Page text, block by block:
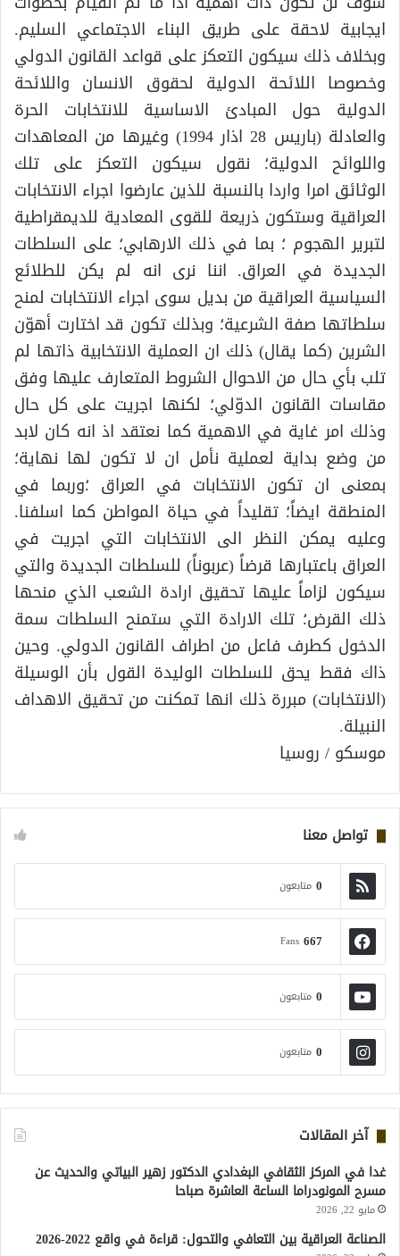
ايجابية لاحقة على طريق البناء الاجتماعي السليم.
وبخلاف ذلك سيكون التعكز على قواعد القانون الدولي
وخصوصا اللائحة الدولية لحقوق الانسان واللائحة
الدولية حول المبادئ الاساسية للانتخابات الحرة
والعادلة (باريس 28 اذار 1994) وغيرها من المعاهدات
واللوائح الدولية؛ نقول سيكون التعكز على تلك
الوثائق امرا واردا بالنسبة للذين عارضوا اجراء الانتخابات
العراقية وستكون ذريعة للقوى المعادية للديمقراطية
لتبرير الهجوم ؛ بما في ذلك الارهابي؛ على السلطات
الجديدة في العراق. اننا نرى انه لم يكن للطلائع
السياسية العراقية من بديل سوى اجراء الانتخابات لمنح
سلطاتها صفة الشرعية؛ وبذلك تكون قد اختارت أهوّن
الشرين (كما يقال) ذلك ان العملية الانتخابية ذاتها لم
تلب بأي حال من الاحوال الشروط المتعارف عليها وفق
مقاسات القانون الدوّلي؛ لكنها اجريت على كل حال
وذلك امر غاية في الاهمية كما نعتقد اذ انه كان لابد
من وضع بداية لعملية نأمل ان لا تكون لها نهاية؛
بمعنى ان تكون الانتخابات في العراق ؛وربما في
المنطقة ايضاً؛ تقليداً في حياة المواطن كما اسلفنا.
وعليه يمكن النظر الى الانتخابات التي اجريت في
العراق باعتبارها قرضاً (عربوناً) للسلطات الجديدة والتي
سيكون لزاماً عليها تحقيق ارادة الشعب الذي منحها
ذلك القرض؛ تلك الارادة التي ستمنح السلطات سمة
الدخول كطرف فاعل من اطراف القانون الدولي. وحين
ذاك فقط يحق للسلطات الوليدة القول بأن الوسيلة
(الانتخابات) مبررة ذلك انها تمكنت من تحقيق الاهداف
النبيلة.
موسكو / روسيا
تواصل معنا
0 متابعون
667
Fans
0 متابعون
0 متابعون
آخر المقالات
غدا في المركز الثقافي البغدادي الدكتور زهير البياتي والحديث عن
مسرح المونودراما الساعة العاشرة صباحا
مايو 22, 2026
الصناعة العراقية بين التعافي والتحول: قراءة في واقع 2022-2026